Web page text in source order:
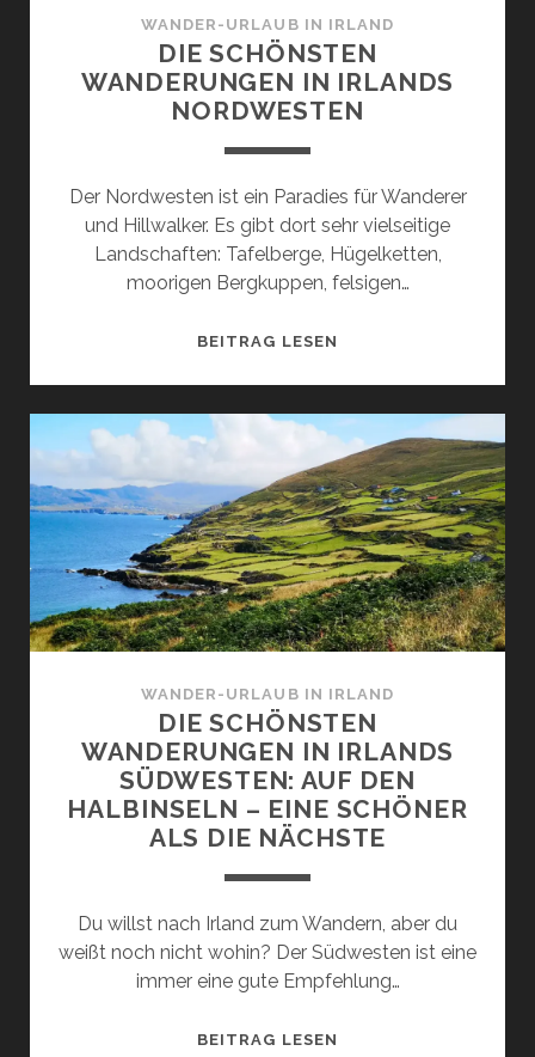
WANDER-URLAUB IN IRLAND
DIE SCHÖNSTEN
WANDERUNGEN IN IRLANDS
NORDWESTEN
Der Nordwesten ist ein Paradies für Wanderer
und Hillwalker. Es gibt dort sehr vielseitige
Landschaften: Tafelberge, Hügelketten,
moorigen Bergkuppen, felsigen…
BEITRAG LESEN
IRLANDS
NORDWESTEN
WANDER-URLAUB IN IRLAND
DIE SCHÖNSTEN
WANDERUNGEN IN IRLANDS
SÜDWESTEN: AUF DEN
HALBINSELN – EINE SCHÖNER
ALS DIE NÄCHSTE
Du willst nach Irland zum Wandern, aber du
weißt noch nicht wohin? Der Südwesten ist eine
immer eine gute Empfehlung…
BEITRAG LESEN